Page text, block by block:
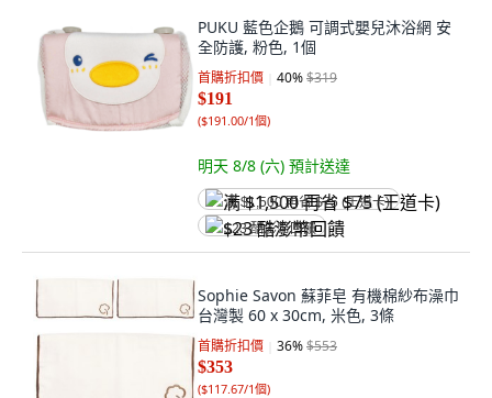
PUKU 藍色企鵝 可調式嬰兒沐浴網 安
全防護, 粉色, 1個
首購折扣價 40%$319
$191
($191.00/1個)
明天 8/8 (六) 預計送達
满 $1,500 再省 $75 (王道卡)
$23 酷澎幣回饋
Sophie Savon 蘇菲皂 有機棉紗布澡巾
台灣製 60 x 30cm, 米色, 3條
首購折扣價 36%$553
$353
($117.67/1個)